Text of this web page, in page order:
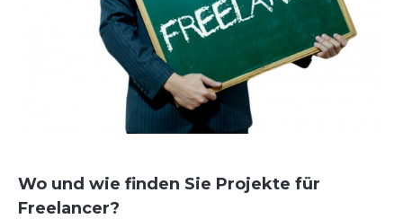
Wo und wie finden Sie Projekte für
Freelancer?